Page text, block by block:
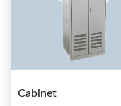
Cabinet